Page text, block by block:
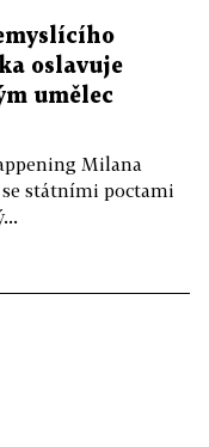
oslavuje
umělec
Milana
státními poctami